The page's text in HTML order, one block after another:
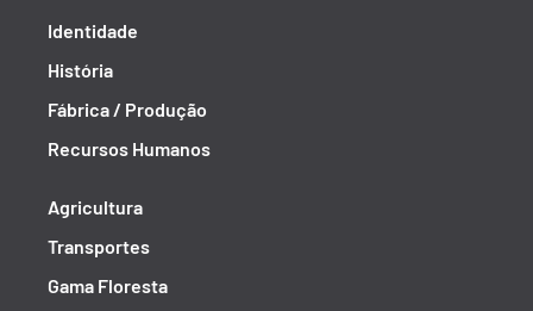
Identidade
História
Fábrica / Produção
Recursos Humanos
Agricultura
Transportes
Gama Floresta